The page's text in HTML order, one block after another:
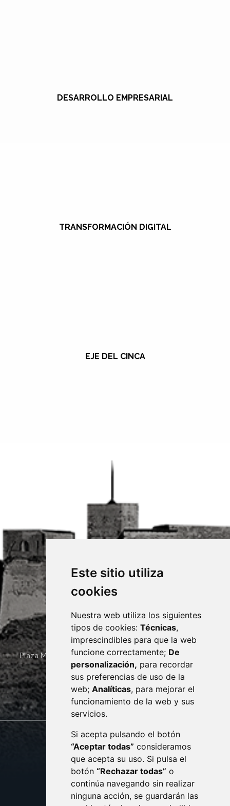
Este sitio utiliza
cookies
Nuestra web utiliza los siguientes
tipos de cookies: Técnicas,
imprescindibles para que la web
funcione correctamente; De
personalización, para recordar
sus preferencias de uso de la
web; Analíticas, para mejorar el
funcionamiento de la web y sus
servicios.
Si acepta pulsando el botón
“Aceptar todas” consideramos
que acepta su uso. Si pulsa el
botón “Rechazar todas” o
continúa navegando sin realizar
ninguna acción, se guardarán las
DESARROLLO EMPRESARIAL
TRANSFORMACIÓN DIGITAL
EJE DEL CINCA
Plaza Mayor 4 22400 MONZÓN - ARAGÓN (ESPAÑA)
· (34) 974 400 700 ·
sac@monzon.es
monzon.es
CONTACTO
AVISO LEGAL
PROTECCIÓN DE DATOS
POLÍTICA DE COOKIES
ACCESIBILIDAD
ENLACE EXTERNO AL